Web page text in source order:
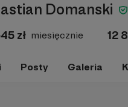
Domanski
zł miesięcznie 12
Posty Galeria